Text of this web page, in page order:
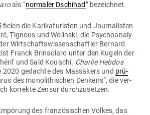
als “nor­maler Dschihad” bezeichnet.
fielen die Kari­ka­tu­risten und Jour­na­listen
Tignous und Wolinski, die Psy­cho­ana­ly­
Wirt­schafts­wis­sen­schaftler Bernard
Franck Brinsolaro unter den Kugeln der
und Saïd Kouachi. Charlie Hebdos
gedachte des Mas­sakers und prü­
des mono­li­thi­schen Denkens”, die ver­
kor­rekte Zensur durchzusetzen.
des fran­zö­si­schen Volkes, das